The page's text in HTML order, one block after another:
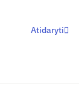
Atidaryti